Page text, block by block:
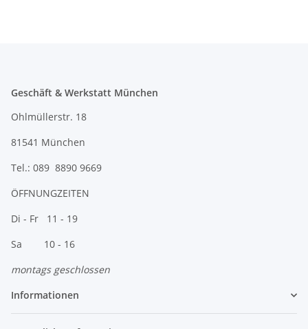
Geschäft & Werkstatt München
Ohlmüllerstr. 18
81541 München
Tel.: 089 8890 9669
ÖFFNUNGZEITEN
Di - Fr 11 - 19
Sa 10 - 16
montags geschlossen
Informationen